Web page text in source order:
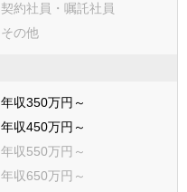
越谷市
戸田市
桶川市
北本市
富士見市
蓮田市
契約社員・嘱託社員
その他
年収350万円～
年収450万円～
年収550万円～
年収650万円～